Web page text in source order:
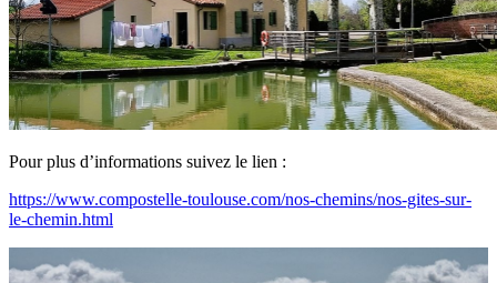
Pour plus d’informations suivez le lien :
https://www.compostelle-toulouse.com/nos-chemins/nos-gites-sur-
le-chemin.html